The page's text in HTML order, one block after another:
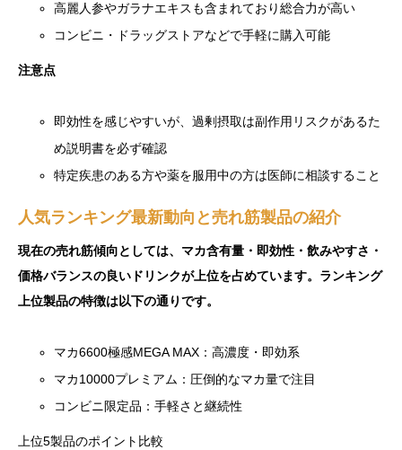
高麗人参やガラナエキスも含まれており総合力が高い
コンビニ・ドラッグストアなどで手軽に購入可能
注意点
即効性を感じやすいが、過剰摂取は副作用リスクがあるた
め説明書を必ず確認
特定疾患のある方や薬を服用中の方は医師に相談すること
人気ランキング最新動向と売れ筋製品の紹介
現在の売れ筋傾向としては、マカ含有量・即効性・飲みやすさ・
価格バランスの良いドリンクが上位を占めています。ランキング
上位製品の特徴は以下の通りです。
マカ6600極感MEGA MAX：高濃度・即効系
マカ10000プレミアム：圧倒的なマカ量で注目
コンビニ限定品：手軽さと継続性
上位5製品のポイント比較